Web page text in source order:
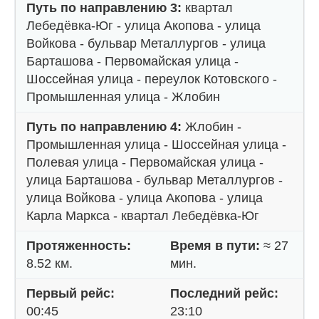
Путь по направлению 3: квартал
Лебедёвка-Юг - улица Акопова - улица
Войкова - бульвар Металлургов - улица
Барташова - Первомайская улица -
Шоссейная улица - переулок Котовского -
Промышленная улица - Жлобин
Путь по направлению 4: Жлобин -
Промышленная улица - Шоссейная улица -
Полевая улица - Первомайская улица -
улица Барташова - бульвар Металлургов -
улица Войкова - улица Акопова - улица
Карла Маркса - квартал Лебедёвка-Юг
Протяженность:
8.52 км.
Время в пути: ≈ 27
мин.
Первый рейс:
00:45
Последний рейс:
23:10